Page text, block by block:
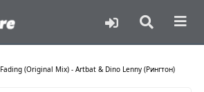
Fading (Original Mix) - Artbat & Dino Lenny (Рингтон)